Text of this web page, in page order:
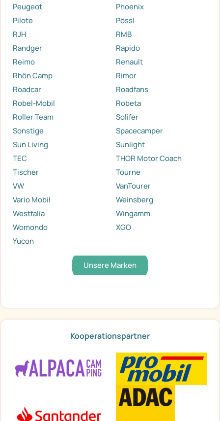
Peugeot
Phoenix
Pilote
Pössl
RJH
RMB
Randger
Rapido
Reimo
Renault
Rhön Camp
Rimor
Roadcar
Roadfans
Robel-Mobil
Robeta
Roller Team
Solifer
Sonstige
Spacecamper
Sun Living
Sunlight
TEC
THOR Motor Coach
Tischer
Tourne
VW
VanTourer
Vario Mobil
Weinsberg
Westfalia
Wingamm
Womondo
XGO
Yucon
Unsere Marken
Kooperationspartner